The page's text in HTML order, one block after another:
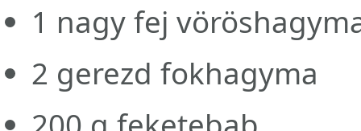
1 nagy fej
2 gerezd fokhagyma